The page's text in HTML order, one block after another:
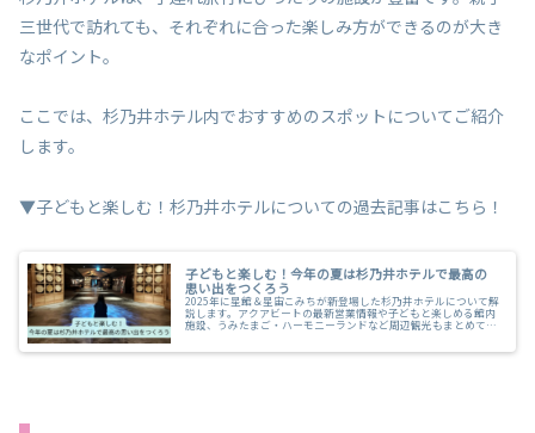
三世代で訪れても、それぞれに合った楽しみ方ができるのが大き
なポイント。
ここでは、杉乃井ホテル内でおすすめのスポットについてご紹介
します。
▼子どもと楽しむ！杉乃井ホテルについての過去記事はこちら！
子どもと楽しむ！今年の夏は杉乃井ホテルで最高の
思い出をつくろう
2025年に星館＆星宙こみちが新登場した杉乃井ホテルについて解
説します。アクアビートの最新営業情報や子どもと楽しめる館内
施設、うみたまご・ハーモニーランドなど周辺観光もまとめてま